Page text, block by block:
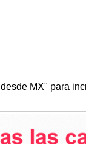
desde MX" para